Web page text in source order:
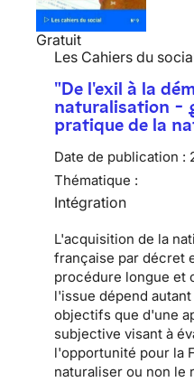
Gratuit
Les Cahiers du
"De l'exil à la
naturalisation -
pratique de la
Date de publication :
Thématique :
Intégration
L'acquisition de la
française par décret
procédure longue et
l'issue dépend
objectifs que d'une
subjective visant à
l'opportunité pour la
naturaliser ou non le